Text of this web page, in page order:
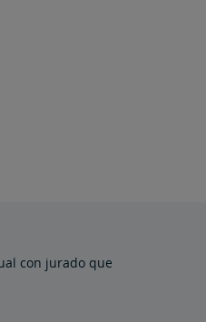
con jurado que